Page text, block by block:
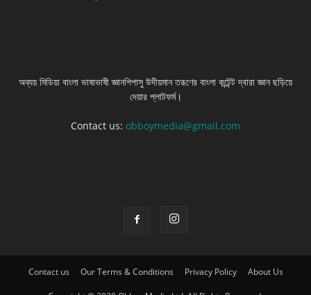
অব্যয় মিডিয়া বাংলা ভাষাভাষী জ্ঞানপিপাসু উদীয়মান তরূণের বাংলা কন্টেন্ট দ্বারা জ্ঞান ছড়িয়ে
দেয়ার প্লাটফর্ম।
Contact us: obboymedia@gmail.com
Contact us Our Terms & Conditions Privacy Policy About Us